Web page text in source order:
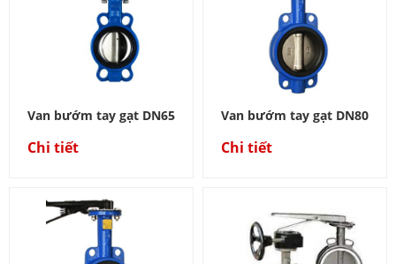
Van bướm tay gạt DN65
Chi tiết
Van bướm tay gạt DN80
Chi tiết